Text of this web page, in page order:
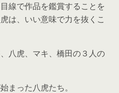
線で作品を鑑賞することを
は、いい意味で力を抜くこ
八虎、マキ、橋田の３人の
まった八虎たち。